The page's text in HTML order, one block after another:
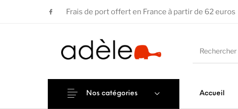
Frais de port offert en France à partir de 62 euros
Accueil
Nos catégories